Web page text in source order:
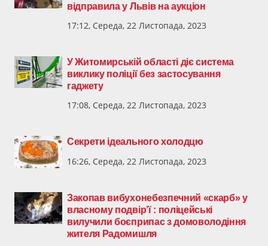
відправила у Львів на аукціон
17:12, Середа, 22 Листопада, 2023
У Житомирській області діє система
виклику поліції без застосування
гаджету
17:08, Середа, 22 Листопада, 2023
Секрети ідеального холодцю
16:26, Середа, 22 Листопада, 2023
Закопав вибухонебезпечний «скарб» у
власному подвір’ї : поліцейські
вилучили боєприпас з домоволодіння
жителя Радомишля